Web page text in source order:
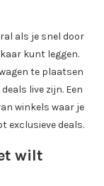
als je snel door
kunt leggen.
te plaatsen
live zijn. Een
winkels waar je
exclusieve deals.
wilt